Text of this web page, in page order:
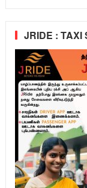
JRIDE : TAXI